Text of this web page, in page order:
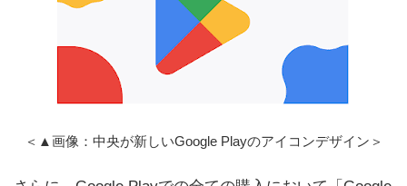
＜▲画像：中央が新しいGoogle Playのアイコンデザイン＞